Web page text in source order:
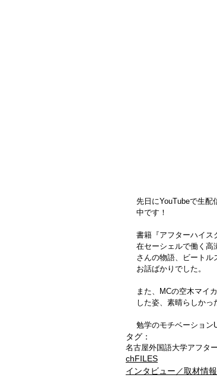
先日にYouTubeで生配
中です！
書籍『アフターハイス
在セーシェルで働く高
さんの物語、ビートル
お話ばかりでした。
また、MCの空木マイ
した姿、素晴らしかっ
勉学のモチベーション
タグ：
名古屋外国語大学アフタ
chFILES
インタビュー／取材情報